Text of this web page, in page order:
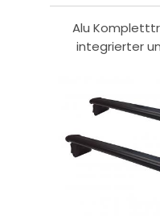
Alu
integrierter